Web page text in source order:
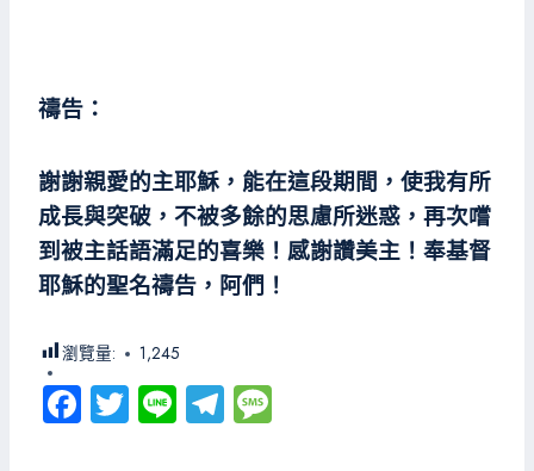
禱告：
謝謝親愛的主耶穌，能在這段期間，使我有所
成長與突破，不被多餘的思慮所迷惑，再次嚐
到被主話語滿足的喜樂！感謝讚美主！奉基督
耶穌的聖名禱告，阿們！
瀏覽量: 1,245
Fa
ce
T
wi
Li
ne
Te
le